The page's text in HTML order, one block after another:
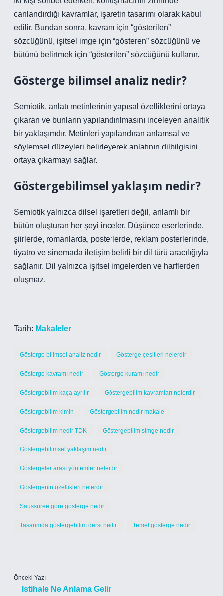
canlandırdığı kavramlar, işaretin tasarımı olarak kabul
edilir. Bundan sonra, kavram için “gösterilen”
sözcüğünü, işitsel imge için “gösteren” sözcüğünü ve
bütünü belirtmek için “gösterilen” sözcüğünü kullanır.
Gösterge bilimsel analiz nedir?
Semiotik, anlatı metinlerinin yapısal özelliklerini ortaya
çıkaran ve bunların yapılandırılmasını inceleyen analitik
bir yaklaşımdır. Metinleri yapılandıran anlamsal ve
söylemsel düzeyleri belirleyerek anlatının dilbilgisini
ortaya çıkarmayı sağlar.
Göstergebilimsel yaklaşım nedir?
Semiotik yalnızca dilsel işaretleri değil, anlamlı bir
bütün oluşturan her şeyi inceler. Düşünce eserlerinde,
şiirlerde, romanlarda, posterlerde, reklam posterlerinde,
tiyatro ve sinemada iletişim belirli bir dil türü aracılığıyla
sağlanır. Dil yalnızca işitsel imgelerden ve harflerden
oluşmaz.
Tarih: Makaleler
Gösterge bilimsel analiz nedir Gösterge çeşitleri nelerdir
Gösterge kavramı nedir Gösterge kuramı nedir
Göstergebilim kaça ayrılır Göstergebilim kavramları nelerdir
Göstergebilim kimin Göstergebilim nedir makale
Göstergebilim nedir TDK Göstergebilim simge nedir
Göstergebilimsel yaklaşım nedir
Göstergeler arası yöntemler nelerdir
Göstergenin özellikleri nelerdir
Saussuree göre gösterge nedir
Tasarımda göstergebilim dersi nedir Temel gösterge nedir
Önceki Yazı
Istihale Ne Anlama Gelir